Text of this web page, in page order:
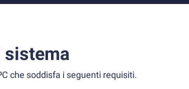
che soddisfa i seguenti requisiti.